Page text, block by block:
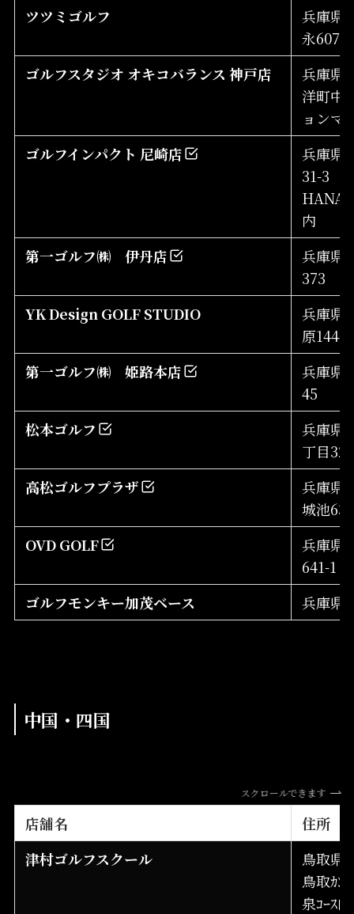
ツツミゴルフ
兵庫県
永607-7
ゴルフスタジオ オキコバランス 神戸店
兵庫県
洋町中
ョンマ
ゴルフインパクト 尼崎店
兵庫県
31-3
HANA
内
第一ゴルフ㈱ 伊丹店
兵庫県
373
YK Design GOLF STUDIO
兵庫県
原
第一ゴルフ㈱ 姫路本店
兵庫県
45
松本ゴルフ
兵庫県
丁目32
高松ゴルフプラザ
兵庫県
城池635
OVD GOLF
兵庫県
641-1
ゴルフモンキー加茂ベース
兵庫県
中国・四国
スクロールできます
店舗名
住所
津村ゴルフスクール
鳥取県
鳥取ｶﾝ
泉ｺｰｽ内